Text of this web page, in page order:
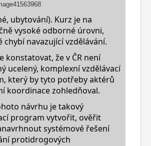
ubytování). Kurz je na
vysoké odborné úrovni,
chybí navazující vzdělávání.
konstatovat, že v ČR není
ucelený, komplexní vzdělávací
který by tyto potřeby aktérů
koordinace zohledňoval.
návrhu je takový
program vytvořit, ověřit
navrhnout systémové řešení
protidrogových